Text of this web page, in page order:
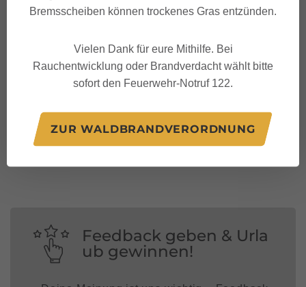
Folge uns auf:
Feedback geben & Urla
ub gewinnen!
Bremsscheiben können trockenes Gras entzünden.
Vielen Dank für eure Mithilfe. Bei
Rauchentwicklung oder Brandverdacht wählt bitte
sofort den Feuerwehr-Notruf 122.
ZUR WALDBRANDVERORDNUNG